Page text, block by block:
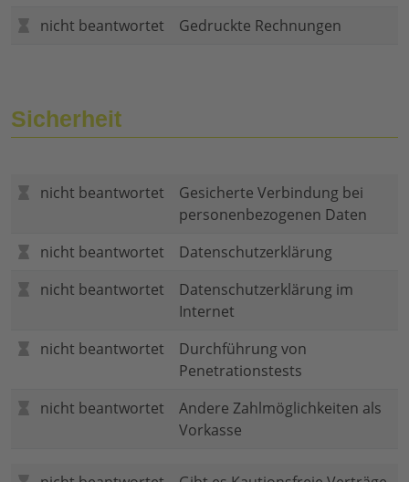
nicht beantwortet
Gedruckte Rechnungen
Sicherheit
nicht beantwortet
Gesicherte Verbindung bei
personenbezogenen Daten
nicht beantwortet
Datenschutzerklärung
nicht beantwortet
Datenschutzerklärung im
Internet
nicht beantwortet
Durchführung von
Penetrationstests
nicht beantwortet
Andere Zahlmöglichkeiten als
Vorkasse